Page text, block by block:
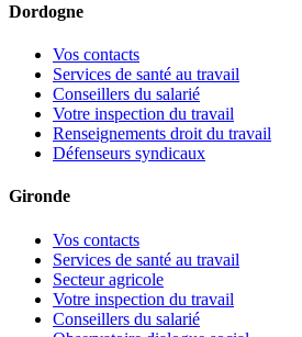
Dordogne
Vos contacts
Services de santé au travail
Conseillers du salarié
Votre inspection du travail
Renseignements droit du travail
Défenseurs syndicaux
Gironde
Vos contacts
Services de santé au travail
Secteur agricole
Votre inspection du travail
Conseillers du salarié